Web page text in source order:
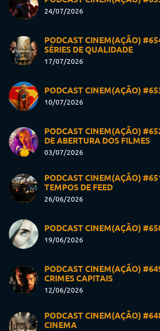
24/07/2026
PODCAST CINEM(AÇÃO)
SÉRIES DE QUALIDADE
17/07/2026
PODCAST CINEM(AÇÃO)
10/07/2026
PODCAST CINEM(AÇÃO)
DE ABERTURA DOS FILMES
03/07/2026
PODCAST CINEM(AÇÃO)
TEMPOS DE FEED
26/06/2026
PODCAST CINEM(AÇÃO)
19/06/2026
PODCAST CINEM(AÇÃO)
CRIMES CAPITAIS
12/06/2026
PODCAST CINEM(AÇÃO)
CINEMA